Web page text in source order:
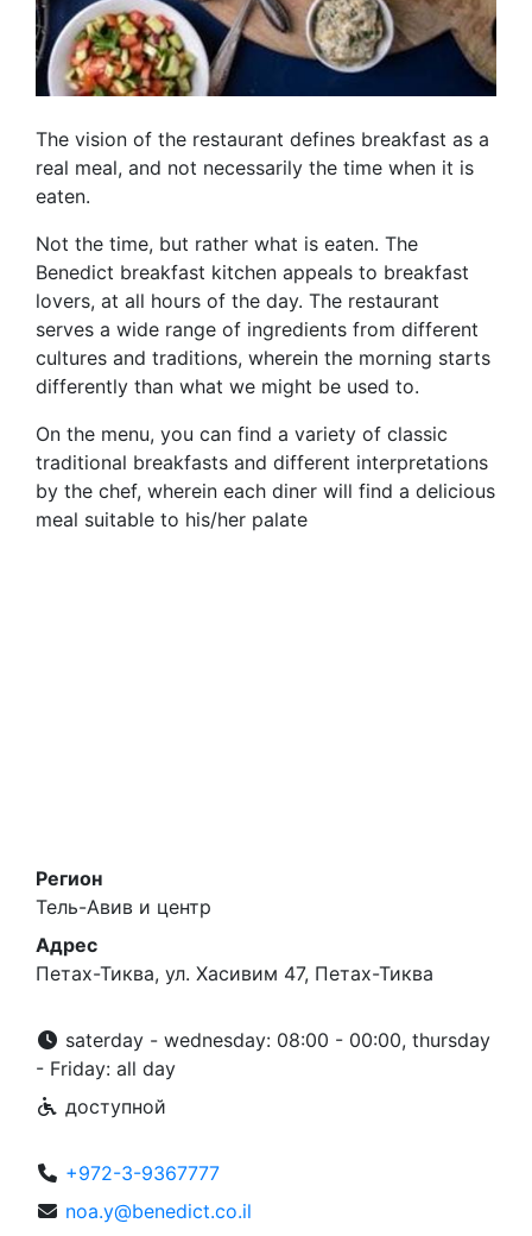
The vision of the restaurant defines breakfast as a
real meal, and not necessarily the time when it is
eaten.
Not the time, but rather what is eaten. The
Benedict breakfast kitchen appeals to breakfast
lovers, at all hours of the day. The restaurant
serves a wide range of ingredients from different
cultures and traditions, wherein the morning starts
differently than what we might be used to.
On the menu, you can find a variety of classic
traditional breakfasts and different interpretations
by the chef, wherein each diner will find a delicious
meal suitable to his/her palate
Регион
Тель-Авив и центр
Адрес
Петах-Тиква, ул. Хасивим 47, Петах-Тиква
saterday - wednesday: 08:00 - 00:00, thursday
- Friday: all day
доступной
+972-3-9367777
noa.y@benedict.co.il